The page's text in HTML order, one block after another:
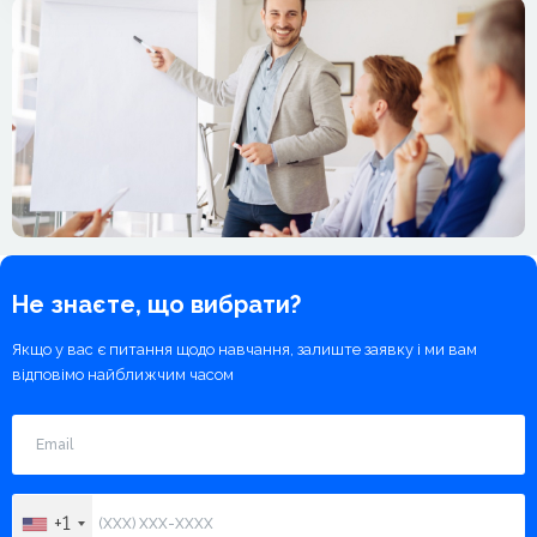
Не знаєте, що вибрати?
Якщо у вас є питання щодо навчання, залиште заявку і ми вам
відповімо найближчим часом
+1